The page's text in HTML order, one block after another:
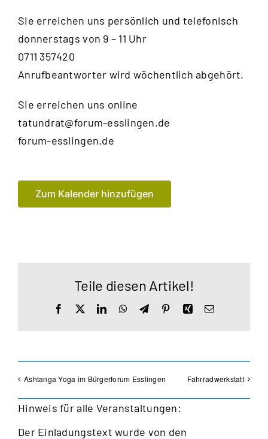
Sie erreichen uns persönlich und telefonisch
donnerstags von 9 – 11 Uhr
0711 357420
Anrufbeantworter wird wöchentlich abgehört.
Sie erreichen uns online
tatundrat@forum-esslingen.de
forum-esslingen.de
Zum Kalender hinzufügen
Teile diesen Artikel!
Facebook LinkedInWhatsApp
TelegramPinterestXingE-
Ashtanga Yoga im Bürgerforum Esslingen Fahrradwerkstatt
Hinweis für alle Veranstaltungen:
Der Einladungstext wurde von den